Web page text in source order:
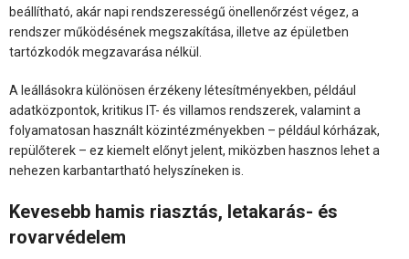
beállítható, akár napi rendszerességű önellenőrzést végez, a
rendszer működésének megszakítása, illetve az épületben
tartózkodók megzavarása nélkül.
A leállásokra különösen érzékeny létesítményekben, például
adatközpontok, kritikus IT- és villamos rendszerek, valamint a
folyamatosan használt közintézményekben – például kórházak,
repülőterek – ez kiemelt előnyt jelent, miközben hasznos lehet a
nehezen karbantartható helyszíneken is.
Kevesebb hamis riasztás, letakarás- és
rovarvédelem